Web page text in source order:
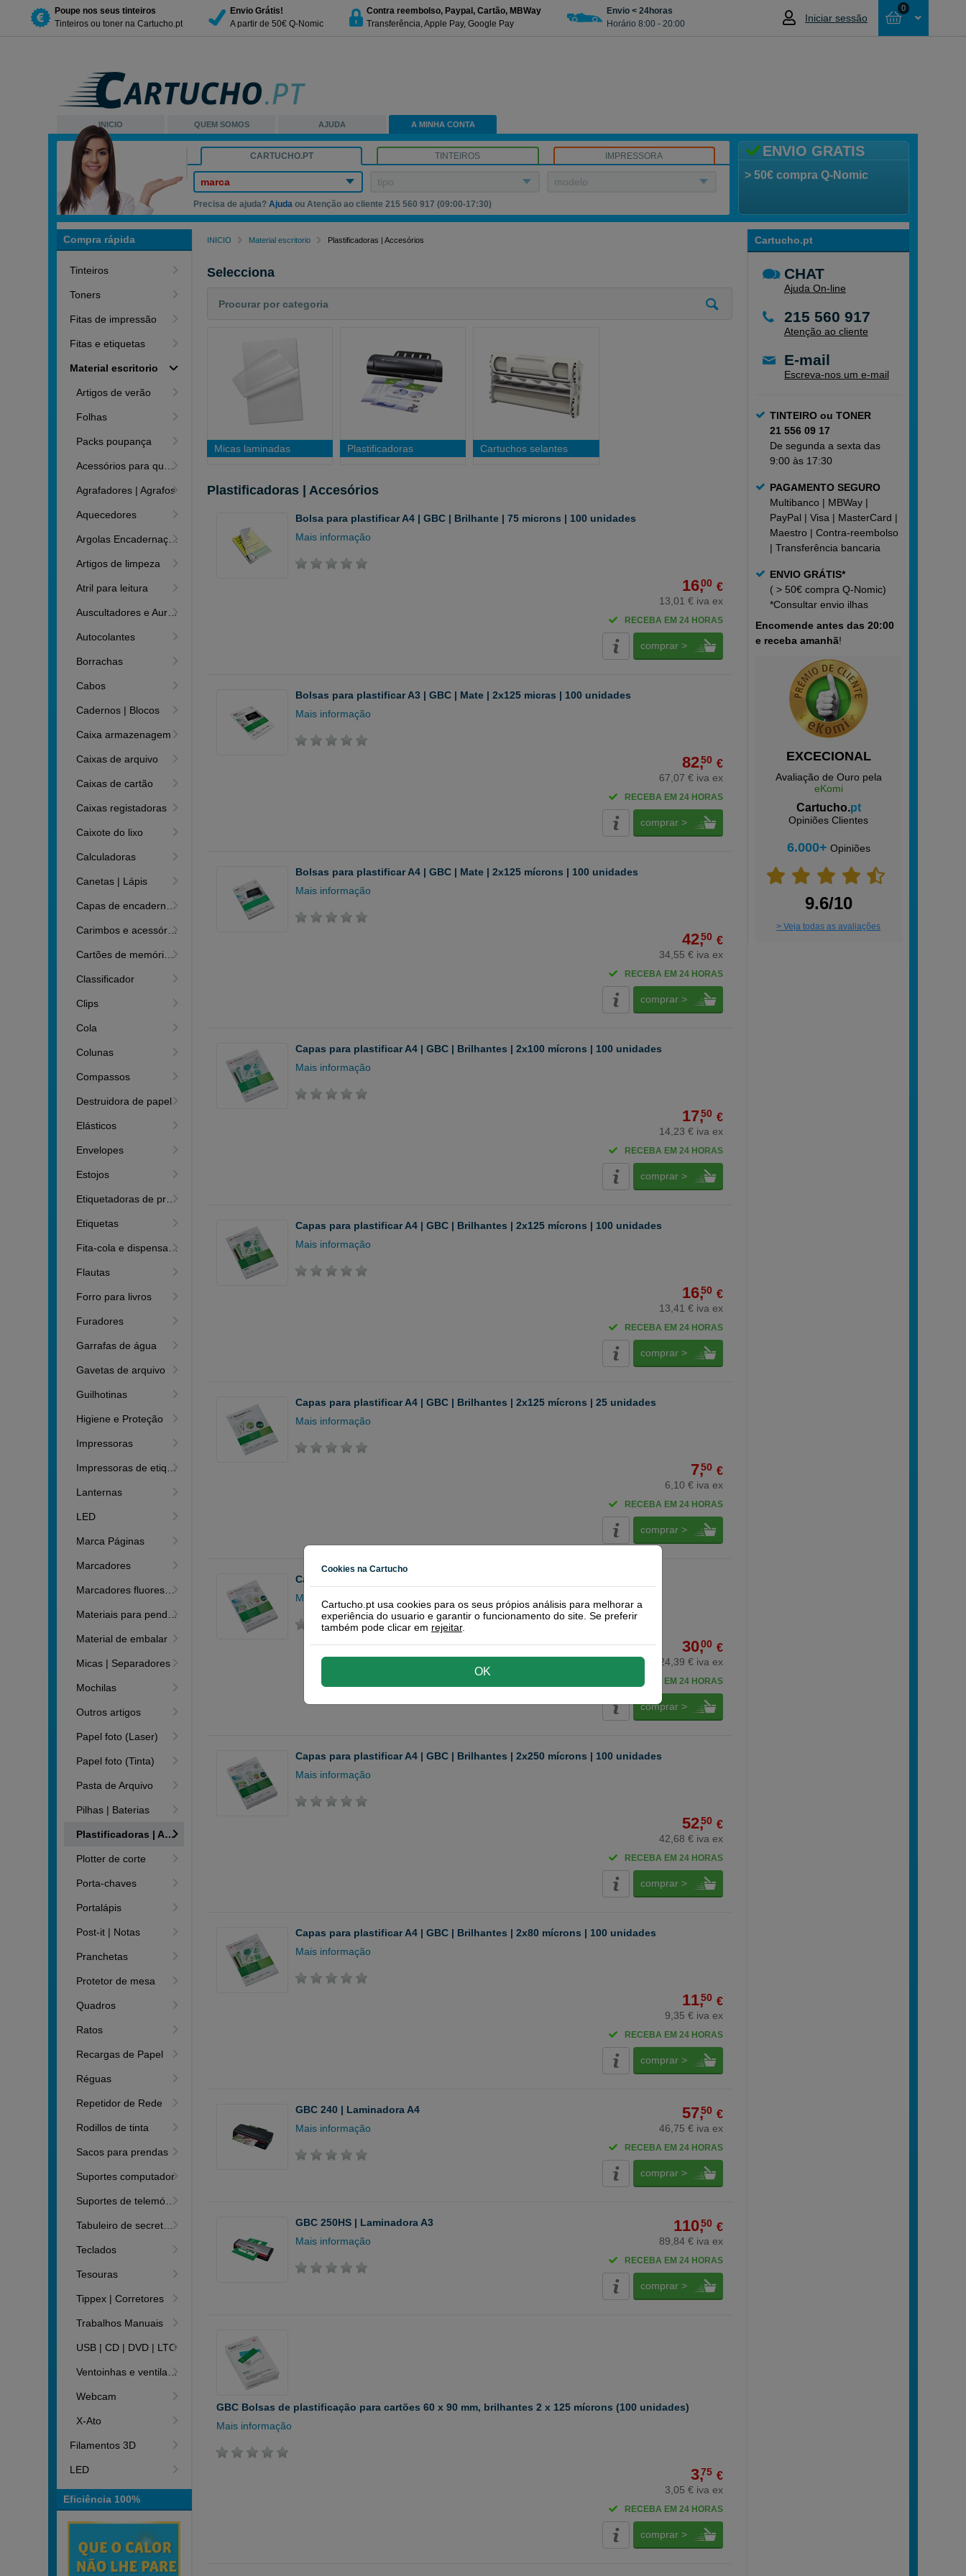
Poupe nos seus tinteiros
Tinteiros ou toner na Cartucho.pt
Envio Grátis!
A partir de 50€ Q-Nomic
Contra reembolso, Paypal, Cartão, MBWay
Transferência, Apple Pay, Google Pay
Envio < 24horas
Horário 8:00 - 20:00
Iniciar sessão
0
INICIO QUEM SOMOS AJUDA A MINHA CONTA
ENVIO GRATIS
> 50€ compra Q-Nomic
CARTUCHO.PT TINTEIROS IMPRESSORA
marca tipo modelo
Precisa de ajuda?Ajuda ou Atenção ao cliente 215 560 917 (09:00-17:30)
Compra rápida
Tinteiros
Toners
Fitas de impressão
Fitas e etiquetas
Material escritorio
Artigos de verão
Folhas
Packs poupança
Acessórios para quadros
Agrafadores | Agrafos
Aquecedores
Argolas Encadernação
Artigos de limpeza
Atril para leitura
Auscultadores e Auriculares
Autocolantes
Borrachas
Cabos
Cadernos | Blocos
Caixa armazenagem
Caixas de arquivo
Caixas de cartão
Caixas registadoras
Caixote do lixo
Calculadoras
Canetas | Lápis
Capas de encadernação
Carimbos e acessórios
Cartões de memória | Leitores
Classificador
Clips
Cola
Colunas
Compassos
Destruidora de papel
Elásticos
Envelopes
Estojos
Etiquetadoras de preços
Etiquetas
Fita-cola e dispensadores
Flautas
Forro para livros
Furadores
Garrafas de água
Gavetas de arquivo
Guilhotinas
Higiene e Proteção
Impressoras
Impressoras de etiquetas
Lanternas
LED
Marca Páginas
Marcadores
Marcadores fluorescentes
Materiais para pendurar
Material de embalar
Micas | Separadores
Mochilas
Outros artigos
Papel foto (Laser)
Papel foto (Tinta)
Pasta de Arquivo
Pilhas | Baterias
Plastificadoras | Accesórios
Plotter de corte
Porta-chaves
Portalápis
Post-it | Notas
Pranchetas
Protetor de mesa
Quadros
Ratos
Recargas de Papel
Réguas
Repetidor de Rede
Rodillos de tinta
Sacos para prendas
Suportes computador
Suportes de telemóveis
Tabuleiro de secretária
Teclados
Tesouras
Tippex | Corretores
Trabalhos Manuais
USB | CD | DVD | LTO
Ventoinhas e ventiladores
Webcam
X-Ato
Filamentos 3D
LED
Eficiência 100%
Cartucho.pt
CHAT
Ajuda On-line
215 560 917
Atenção ao cliente
E-mail
Escreva-nos um e-mail
TINTEIRO ou TONER
21 556 09 17
De segunda a sexta das
9:00 às 17:30
PAGAMENTO SEGURO
Multibanco | MBWay |
PayPal | Visa | MasterCard |
Maestro | Contra-reembolso
| Transferência bancaria
ENVIO GRÁTIS*
( > 50€ compra Q-Nomic)
*Consultarenvio ilhas
Encomende antes das 20:00
e receba amanhã!
EXCECIONAL
Avaliação de Ouro pela
eKomi
Cartucho.pt
Opiniões Clientes
6.000+ Opiniões
9.6/10
> Veja todas as avaliações
INICIO Material escritorio Plastificadoras | Accesórios
Selecciona
Micas laminadas Plastificadoras Cartuchos selantes
Plastificadoras | Accesórios
Bolsa para plastificar A4 | GBC | Brilhante | 75 microns | 100 unidades
Mais informação
16,00 €
13,01 € iva ex
RECEBA EM 24 HORAS
comprar >
Bolsas para plastificar A3 | GBC | Mate | 2x125 micras | 100 unidades
Mais informação
82,50 €
67,07 € iva ex
RECEBA EM 24 HORAS
comprar >
Bolsas para plastificar A4 | GBC | Mate | 2x125 mícrons | 100 unidades
Mais informação
42,50 €
34,55 € iva ex
RECEBA EM 24 HORAS
comprar >
Capas para plastificar A4 | GBC | Brilhantes | 2x100 mícrons | 100 unidades
Mais informação
17,50 €
14,23 € iva ex
RECEBA EM 24 HORAS
comprar >
Capas para plastificar A4 | GBC | Brilhantes | 2x125 mícrons | 100 unidades
Mais informação
16,50 €
13,41 € iva ex
RECEBA EM 24 HORAS
comprar >
Capas para plastificar A4 | GBC | Brilhantes | 2x125 mícrons | 25 unidades
Mais informação
7,50 €
6,10 € iva ex
RECEBA EM 24 HORAS
comprar >
Capas para plastificar A4 | GBC | Brilhantes | 2x175 mícrons | 100 unidades
Mais informação
30,00 €
24,39 € iva ex
RECEBA EM 24 HORAS
comprar >
Capas para plastificar A4 | GBC | Brilhantes | 2x250 mícrons | 100 unidades
Mais informação
52,50 €
42,68 € iva ex
RECEBA EM 24 HORAS
comprar >
Capas para plastificar A4 | GBC | Brilhantes | 2x80 mícrons | 100 unidades
Mais informação
11,50 €
9,35 € iva ex
RECEBA EM 24 HORAS
comprar >
GBC 240 | Laminadora A4
Mais informação
57,50 €
46,75 € iva ex
RECEBA EM 24 HORAS
comprar >
GBC 250HS | Laminadora A3
Mais informação
110,50 €
89,84 € iva ex
RECEBA EM 24 HORAS
comprar >
GBC Bolsas de plastificação para cartões 60 x 90 mm, brilhantes 2 x 125 mícrons (100 unidades)
Mais informação
3,75 €
3,05 € iva ex
RECEBA EM 24 HORAS
comprar >
Cookies na Cartucho
Cartucho.pt usa cookies para os seus própios análisis para melhorar a
experiência do usuario e garantir o funcionamento do site. Se preferir
também pode clicar em rejeitar.
OK